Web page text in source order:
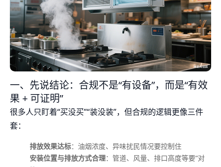
一、先说结论：合规不是“有设备”，而是“有效
果 + 可证明”
很多人只盯着“买没买”“装没装”，但合规的逻辑更像三件
套：
排放效果达标：油烟浓度、异味扰民情况要控制住
安装位置与排放方式合理：管道、风量、排口高度等要“对